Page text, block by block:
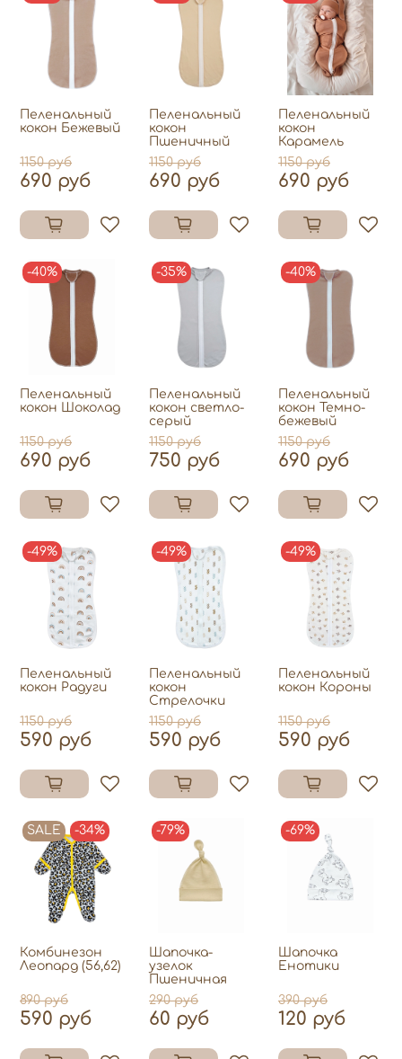
Пеленальный
кокон Бежевый
1150 руб
690 руб
Пеленальный
кокон
Пшеничный
1150 руб
690 руб
Пеленальный
кокон
Карамель
1150 руб
690 руб
-40%
Пеленальный
кокон Шоколад
1150 руб
690 руб
-35%
Пеленальный
кокон светло-
серый
1150 руб
750 руб
-40%
Пеленальный
кокон Темно-
бежевый
1150 руб
690 руб
-49%
Пеленальный
кокон Радуги
1150 руб
590 руб
-49%
Пеленальный
кокон
Стрелочки
1150 руб
590 руб
-49%
Пеленальный
кокон Короны
1150 руб
590 руб
SALE -34%
Комбинезон
Леопард (56,62)
890 руб
590 руб
-79%
Шапочка-
узелок
Пшеничная
290 руб
60 руб
-69%
Шапочка
Енотики
390 руб
120 руб